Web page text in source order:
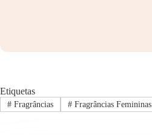
Etiquetas
#Fragrâncias #Fragrâncias Femininas